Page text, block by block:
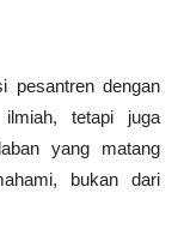
pesantren dengan
tetapi juga
yang matang
bukan dari